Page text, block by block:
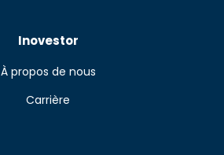
Inovestor
À propos de nous
Carrière